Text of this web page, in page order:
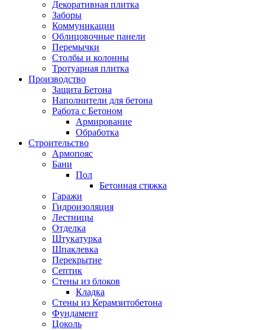
Декоративная плитка
Заборы
Коммуникации
Облицовочные панели
Перемычки
Столбы и колонны
Тротуарная плитка
Производство
Защита Бетона
Наполнители для бетона
Работа с Бетоном
Армирование
Обработка
Строительство
Армопояс
Бани
Пол
Бетонная стяжка
Гаражи
Гидроизоляция
Лестницы
Отделка
Штукатурка
Шпаклевка
Перекрытие
Септик
Стены из блоков
Кладка
Стены из Керамзитобетона
Фундамент
Цоколь